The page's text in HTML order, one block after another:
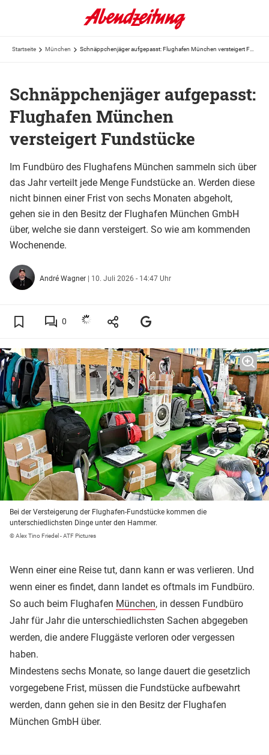
Startseite München
Schnäppchenjäger aufgepasst:
Flughafen München
versteigert Fundstücke
Im Fundbüro des Flughafens München sammeln sich über
das Jahr verteilt jede Menge Fundstücke an. Werden diese
nicht binnen einer Frist von sechs Monaten abgeholt,
gehen sie in den Besitz der Flughafen München GmbH
über, welche sie dann versteigert. So wie am kommenden
Wochenende.
André Wagner | 10. Juli 2026 - 14:47 Uhr
0
Bei der Versteigerung der Flughafen-Fundstücke kommen die
unterschiedlichsten Dinge unter den Hammer.
© Alex Tino Friedel - ATF Pictures
Wenn einer eine Reise tut, dann kann er was verlieren. Und
wenn einer es findet, dann landet es oftmals im Fundbüro.
So auch beim Flughafen München, in dessen Fundbüro
Jahr für Jahr die unterschiedlichsten Sachen abgegeben
werden, die andere Fluggäste verloren oder vergessen
haben.
Mindestens sechs Monate, so lange dauert die gesetzlich
vorgegebene Frist, müssen die Fundstücke aufbewahrt
werden, dann gehen sie in den Besitz der Flughafen
München GmbH über.